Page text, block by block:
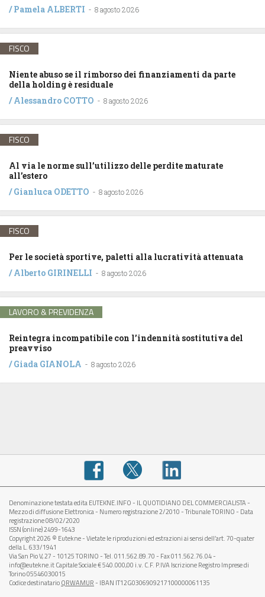
/Pamela ALBERTI - 8 agosto 2026
FISCO
Niente abuso se il rimborso dei finanziamenti da parte
della holding è residuale
/Alessandro COTTO - 8 agosto 2026
FISCO
Al via le norme sull’utilizzo delle perdite maturate
all’estero
/Gianluca ODETTO - 8 agosto 2026
FISCO
Per le società sportive, paletti alla lucratività attenuata
/Alberto GIRINELLI - 8 agosto 2026
LAVORO & PREVIDENZA
Reintegra incompatibile con l’indennità sostitutiva del
preavviso
/Giada GIANOLA - 8 agosto 2026
Denominazione testata edita EUTEKNE.INFO - IL QUOTIDIANO DEL COMMERCIALISTA -
Mezzo di diffusione Elettronica - Numero registrazione 2/2010 - Tribunale TORINO - Data
registrazione 08/02/2020
ISSN (online) 2499-1643
Copyright 2026 © Eutekne - Vietate le riproduzioni ed estrazioni ai sensi dell’art. 70-quater
della L. 633/1941
Via San Pio V, 27 - 10125 TORINO - Tel. 011.562.89.70 - Fax 011.562.76.04 -
info@eutekne.it Capitale Sociale € 540.000,00 i.v. C.F. P.IVA Iscrizione Registro Imprese di
Torino 05546030015
Codice destinatarioQRWAMUR- IBAN IT12G0306909217100000061135